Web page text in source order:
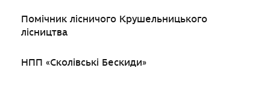
Помічник лісничого Крушельницького
лісництва
НПП «Сколівські Бескиди»